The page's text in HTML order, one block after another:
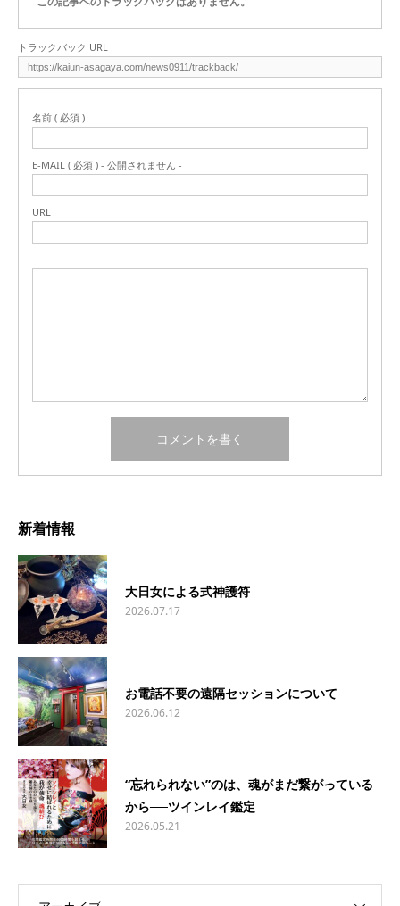
トラックバック URL
名前 ( 必須 )
E-MAIL ( 必須 ) - 公開されません -
URL
新着情報
大日女による式神護符
2026.07.17
お電話不要の遠隔セッションについて
2026.06.12
“忘れられない”のは、魂がまだ繋がっている
から──ツインレイ鑑定
2026.05.21